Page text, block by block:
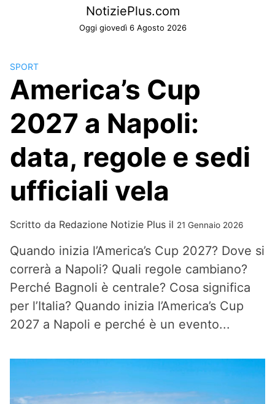
NotiziePlus.com
Oggi giovedì 6 Agosto 2026
SPORT
America’s Cup
2027 a Napoli:
data, regole e sedi
ufficiali vela
Scritto da Redazione Notizie Plus il 21 Gennaio 2026
Quando inizia l’America’s Cup 2027? Dove si
correrà a Napoli? Quali regole cambiano?
Perché Bagnoli è centrale? Cosa significa
per l’Italia? Quando inizia l’America’s Cup
2027 a Napoli e perché è un evento...